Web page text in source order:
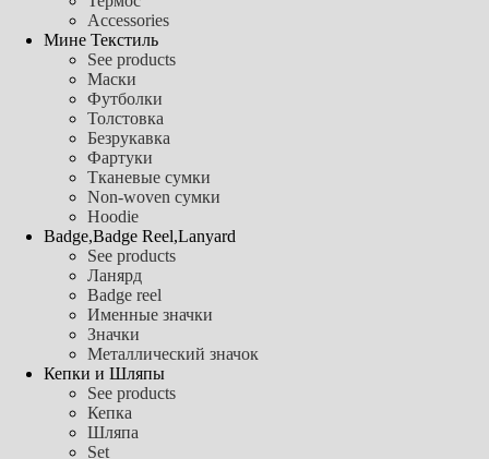
Accessories
Мине Текстиль
See products
Маски
Футболки
Толстовка
Безрукавка
Фартуки
Тканевые сумки
Non-woven сумки
Hoodie
Badge,Badge Reel,Lanyard
See products
Ланярд
Badge reel
Именные значки
Значки
Металлический значок
Кепки и Шляпы
See products
Кепка
Шляпа
Set